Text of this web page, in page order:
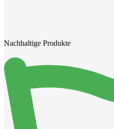
Nachhaltige Produkte